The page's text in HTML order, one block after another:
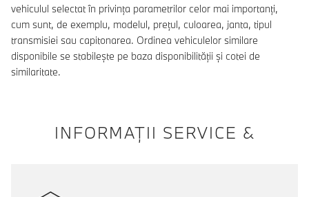
vehiculul selectat în privința parametrilor celor mai importanți,
cum sunt, de exemplu, modelul, prețul, culoarea, janta, tipul
transmisiei sau capitonarea. Ordinea vehiculelor similare
disponibile se stabilește pe baza disponibilității și cotei de
similaritate.
INFORMAŢII SERVICE &